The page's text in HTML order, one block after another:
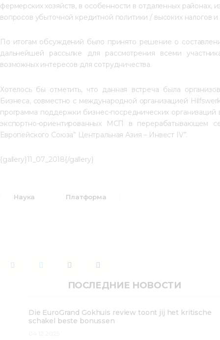
фермерских хозяйств, в особенности в отдаленных районах,
вопросов убыточной кредитной политики / высоких налогов и
По итогам обсуждений было принято решение о
дальнейшей рассылке для рассмотрения всеми
возможных интересов для сотрудничества.
Хотелось бы отметить, что данная встреча была
Бизнеса, совместно с международной организацией
программа поддержки бизнес-посреднических
экспортно-ориентированных МСП в перерабатывающем
Европейского Союза” Центральная Азия – Инвест IV”.
{gallery}11_07_2018{/gallery}
Наука Платформа
ПОСЛЕДНИЕ НОВОСТИ
Die EuroGrand Gokhuis review toont jij het kritische
schakel beste bonussen